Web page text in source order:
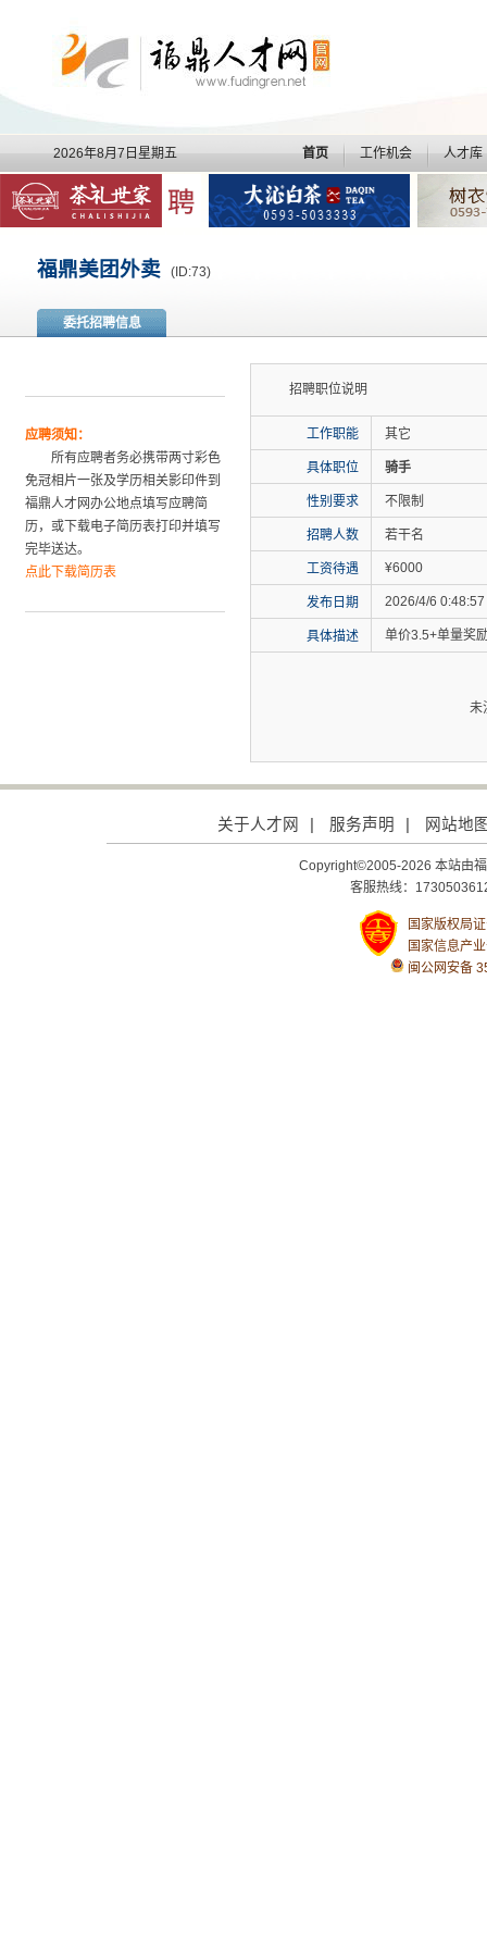
2026年8月7日星期五 首页 工作机会 人才库
福鼎美团外卖 (ID:73)
委托招聘信息
应聘须知：
所有应聘者务必携带两寸彩色
免冠相片一张及学历相关影印件到
福鼎人才网办公地点填写应聘简
历，或下载电子简历表打印并填写
完毕送达。
点此下载简历表
招聘职位说明
工作职能 其它
具体职位 骑手
性别要求 不限制
招聘人数 若干名
工资待遇 ¥6000
发布日期 2026/4/6 0:48:57
具体描述 单价3.5+单量奖
未
关于人才网 服务声明 网站地
Copyright©2005-2026 本站由
客服热线：
国家版权局
国家信息产
闽公网安备